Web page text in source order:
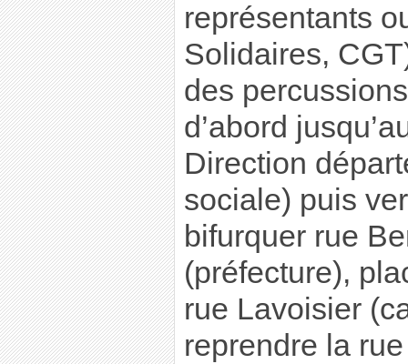
représentants
Solidaires,
des
d’abord
Direction
sociale) puis
bifurquer rue
(préfecture),
rue Lavoisier
reprendre la